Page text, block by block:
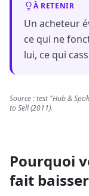
À RETENIR
Un acheteur
ce qui ne
lui, ce qui
Source : test "Hub &
to Sell (2011).
Pourquoi
fait